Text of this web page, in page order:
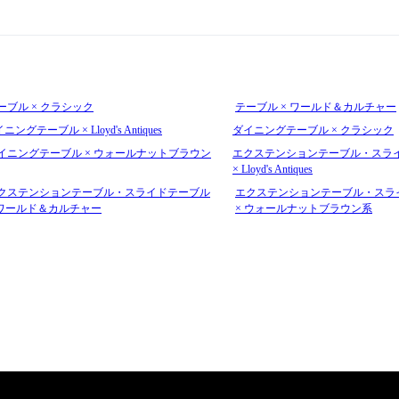
ブル × クラシック
テーブル × ワールド＆カルチャー
ニングテーブル × Lloyd's Antiques
ダイニングテーブル × クラシック
ニングテーブル × ウォールナットブラウン
エクステンションテーブル・スラ
× Lloyd's Antiques
ステンションテーブル・スライドテーブル
ールド＆カルチャー
エクステンションテーブル・スラ
× ウォールナットブラウン系